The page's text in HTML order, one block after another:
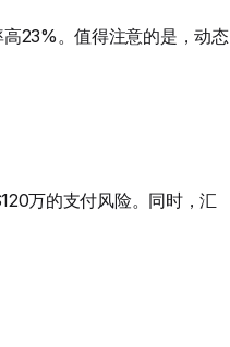
23%。值得注意的是，动态
万的支付风险。同时，汇